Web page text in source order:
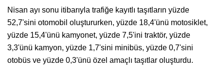
Nisan ayı sonu itibarıyla trafiğe kayıtlı taşıtların yüzde
52,7'sini otomobil oluştururken, yüzde 18,4'ünü motosiklet,
yüzde 15,4'ünü kamyonet, yüzde 7,5'ini traktör, yüzde
3,3'ünü kamyon, yüzde 1,7'sini minibüs, yüzde 0,7'sini
otobüs ve yüzde 0,3'ünü özel amaçlı taşıtlar oluşturdu.